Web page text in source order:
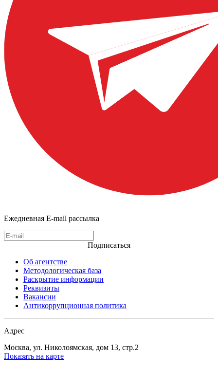
Ежедневная E-mail рассылка
Подписаться
Об агентстве
Методологическая база
Раскрытие информации
Реквизиты
Вакансии
Антикоррупционная политика
Адрес
Москва, ул. Николоямская, дом 13, стр.2
Показать на карте